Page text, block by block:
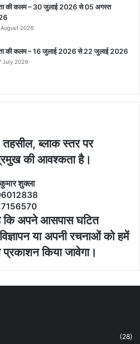
की कलम – 30 जुलाई 2026 से 05 अगस्त
2026
की कलम – 16 जुलाई 2026 से 22 जुलाई 2026
July 2026
ब्‍लाक स्‍तर पर
की आवश्‍कता है।
शुक्‍ला
कि अपने आसपास घटित
या अपनी रचनाओं को हमें
किया जावेगा।
(28)